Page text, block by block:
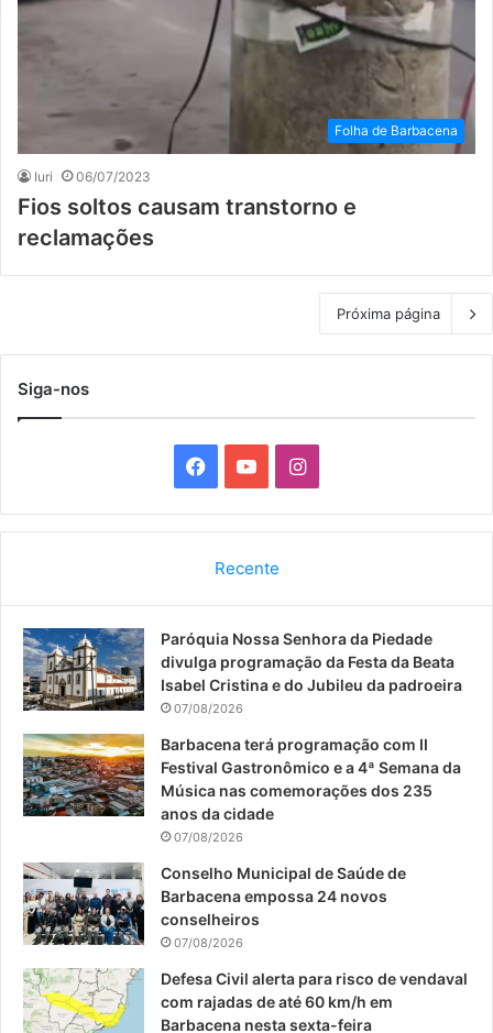
Folha de Barbacena
Iuri 06/07/2023
Fios soltos causam transtorno e
reclamações
Próxima página
Siga-nos
a
b
o
k
o
u
b
I
n
a
g
a
Recente
Paróquia Nossa Senhora da Piedade
divulga programação da Festa da Beata
Isabel Cristina e do Jubileu da padroeira
07/08/2026
Barbacena terá programação com II
Festival Gastronômico e a 4ª Semana da
Música nas comemorações dos 235
anos da cidade
07/08/2026
Conselho Municipal de Saúde de
Barbacena empossa 24 novos
conselheiros
07/08/2026
Defesa Civil alerta para risco de vendaval
com rajadas de até 60 km/h em
Barbacena nesta sexta-feira